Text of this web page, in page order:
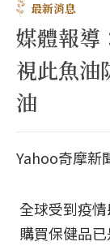
最新消息
媒體報導
視此魚油
油
Yahoo奇摩新
全球受到疫
購買保健品